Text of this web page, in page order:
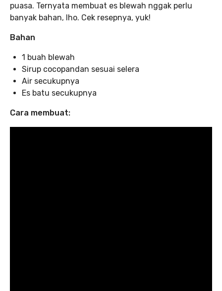
puasa. Ternyata membuat es blewah nggak perlu
banyak bahan, lho. Cek resepnya, yuk!
Bahan
1 buah blewah
Sirup cocopandan sesuai selera
Air secukupnya
Es batu secukupnya
Cara membuat: